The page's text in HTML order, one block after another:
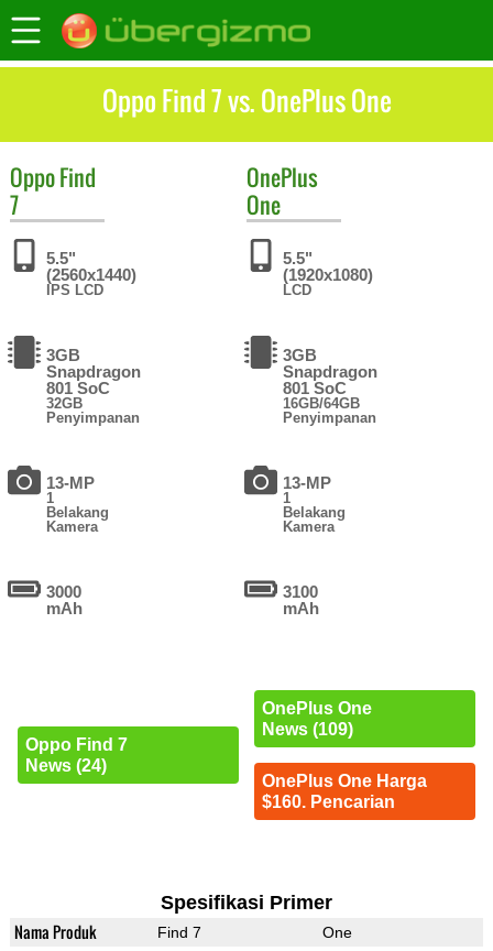
Oppo Find 7 vs. OnePlus One
OppoFind
7
5.5"
(2560x1440)
IPS LCD
3GB
Snapdragon
801 SoC
32GB
Penyimpanan
13-MP
1
Belakang
Kamera
3000
mAh
Oppo Find 7
News (24)
OnePlus
One
5.5"
(1920x1080)
LCD
3GB
Snapdragon
801 SoC
16GB/64GB
Penyimpanan
13-MP
1
Belakang
Kamera
3100
mAh
OnePlus One
News (109)
OnePlus One Harga
$160. Pencarian
Spesifikasi Primer
Nama Produk Find 7 One